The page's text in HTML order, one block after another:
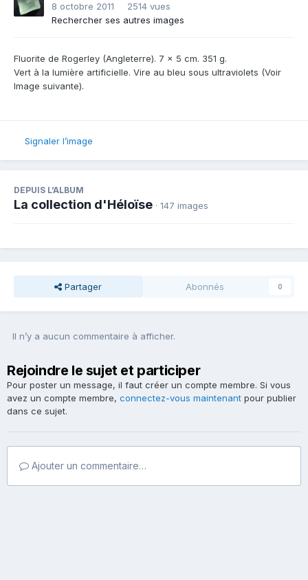
8 octobre 2011
2514 vues
Rechercher ses autres images
Fluorite de Rogerley (Angleterre). 7 x 5 cm. 351 g.
Vert à la lumière artificielle. Vire au bleu sous ultraviolets (Voir
Image suivante).
Signaler l’image
DEPUIS L’ALBUM
La collection d'Héloïse · 147 images
Partager Abonnés 0
Il n’y a aucun commentaire à afficher.
Rejoindre le sujet et participer
Pour poster un message, il faut créer un compte membre. Si vous
avez un compte membre, connectez-vous maintenant pour publier
dans ce sujet.
Ajouter un commentaire…